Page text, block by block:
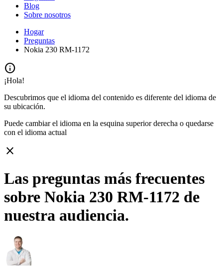
Blog
Sobre nosotros
Hogar
Preguntas
Nokia 230 RM-1172
info
¡Hola!
Descubrimos que el idioma del contenido es diferente del idioma de
su ubicación.
Puede cambiar el idioma en la esquina superior derecha o quedarse
con el idioma actual
close
Las preguntas más frecuentes
sobre Nokia 230 RM-1172 de
nuestra audiencia.